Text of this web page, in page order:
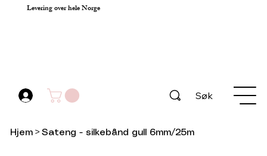
Levering over hele Norge
Søk
Hjem > Sateng - silkebånd gull 6mm/25m